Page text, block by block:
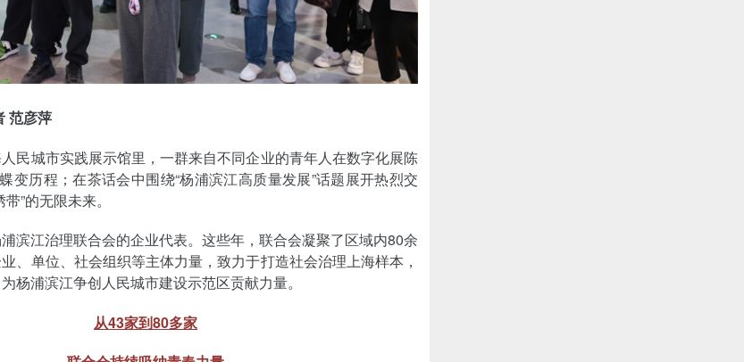
范彦萍
民城市实践展示馆里，一群来自不同企业的青年人在数字化展陈
变历程；在茶话会中围绕“杨浦滨江高质量发展”话题展开热烈交
”的无限未来。
滨江治理联合会的企业代表。这些年，联合会凝聚了区域内80余
、单位、社会组织等主体力量，致力于打造社会治理上海样本，
杨浦滨江争创人民城市建设示范区贡献力量。
从43家到80多家